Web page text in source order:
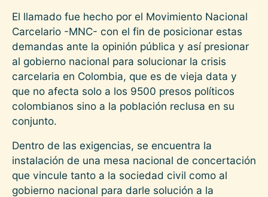
El llamado fue hecho por el Movimiento Nacional
Carcelario -MNC- con el fin de posicionar estas
demandas ante la opinión pública y así presionar
al gobierno nacional para solucionar la crisis
carcelaria en Colombia, que es de vieja data y
que no afecta solo a los 9500 presos políticos
colombianos sino a la población reclusa en su
conjunto.
Dentro de las exigencias, se encuentra la
instalación de una mesa nacional de concertación
que vincule tanto a la sociedad civil como al
gobierno nacional para darle solución a la